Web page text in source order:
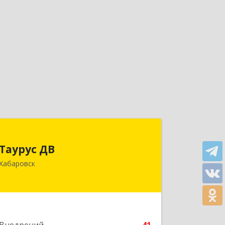
ДВ
680007, Хабаровский край, Хабаровск
г, Волочаевская ул, дом № 8, оф.10
Подробнее